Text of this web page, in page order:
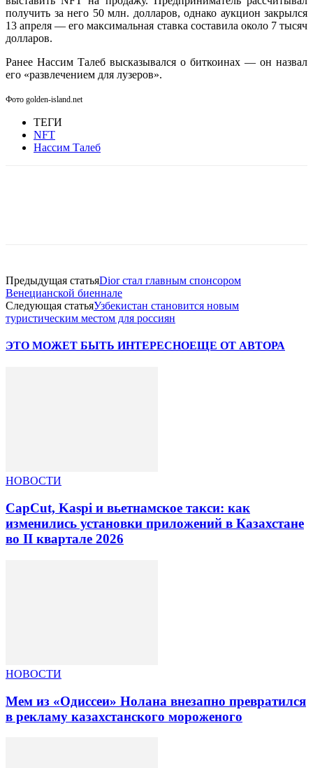
получить за него 50 млн. долларов, однако аукцион закрылся
13 апреля — его максимальная ставка составила около 7 тысяч
долларов.
Ранее Нассим Талеб высказывался о биткоинах — он назвал
его «развлечением для лузеров».
Фото golden-island.net
ТЕГИ
NFT
Нассим Талеб
Предыдущая статьяDior стал главным спонсором
Венецианской биеннале
Следующая статьяУзбекистан становится новым
туристическим местом для россиян
ЭТО МОЖЕТ БЫТЬ ИНТЕРЕСНОЕЩЕ ОТ АВТОРА
НОВОСТИ
CapCut, Kaspi и вьетнамское такси: как
изменились установки приложений в Казахстане
во II квартале 2026
НОВОСТИ
Мем из «Одиссеи» Нолана внезапно превратился
в рекламу казахстанского мороженого